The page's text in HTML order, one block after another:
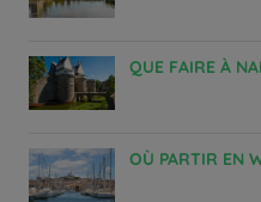
QUE FAIRE À
OÙ PARTIR EN